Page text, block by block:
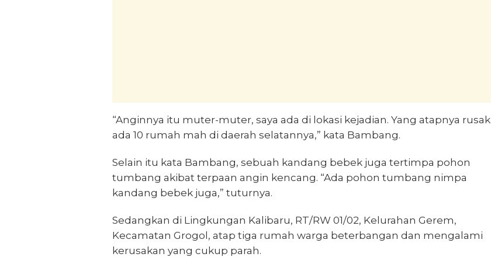
“Anginnya itu muter-muter, saya ada di lokasi kejadian. Yang atapnya rusak
ada 10 rumah mah di daerah selatannya,” kata Bambang.
Selain itu kata Bambang, sebuah kandang bebek juga tertimpa pohon
tumbang akibat terpaan angin kencang. “Ada pohon tumbang nimpa
kandang bebek juga,” tuturnya.
Sedangkan di Lingkungan Kalibaru, RT/RW 01/02, Kelurahan Gerem,
Kecamatan Grogol, atap tiga rumah warga beterbangan dan mengalami
kerusakan yang cukup parah.